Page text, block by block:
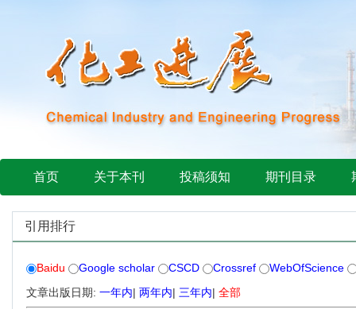
首页 关于本刊 投稿须知 期刊目录
引用排行
Baidu Google scholar CSCD Crossref
WebOfScience
文章出版日期: 一年内| 两年内| 三年内| 全部